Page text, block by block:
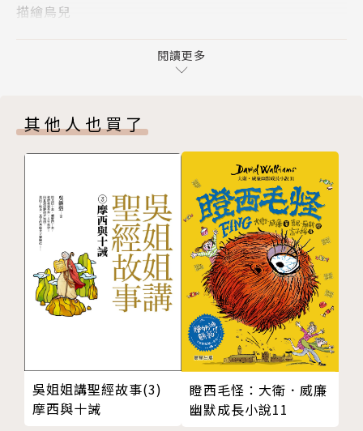
珍妮斯．賀伯特 Janis Herbert
子讀的林肯傳》、《給孩子讀的美國革命運動故事》、
《給孩子讀的馬可波羅傳》等等。
陳佳琳
台灣大學外文系畢，美國華盛頓大學國際關係碩士，蒙
特瑞國際研究學院口筆譯碩士，曾任電視台編審，現為
專職翻譯。譯有作者多部作品包括《阿卡拉先師古抄
本》、《9288奇幻之旅》等，其他知名得獎作品包括
《PS，我愛你》、《娥蘇拉的生生世世》、《騙
徒》、《布魯克林》、《在我墳上起舞》、《來自無人
地帶的明信片》與《梵谷流浪一百年》等。
描繪鳥兒
廚房黏土
Chapter 3 激盪的天才
達文西的魯特琴
鏡像書寫
靈感筆記本
測量人體
行星化妝舞會
製作鳥食
沙萊的茴香種子甜點
學點義大利文吧
閱讀更多
其他人也買了
吳姐姐講聖經故事(3)
摩西與十誡
瞪西毛怪：大衛．威廉
幽默成長小說11